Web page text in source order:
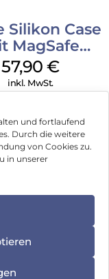
und fortlaufend
Durch die weitere
von Cookies zu.
in unserer
Silikon Case
MagSafe
14 Pro
57,90€
inkl. MwSt.